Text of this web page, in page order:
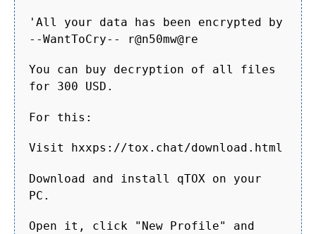
'All your data has been encrypted by
--WantToCry-- r@n50mw@re
You can buy decryption of all files
for 300 USD.
For this:
Visit hxxps://tox.chat/download.html
Download and install qTOX on your
PC.
Open it, click "New Profile" and